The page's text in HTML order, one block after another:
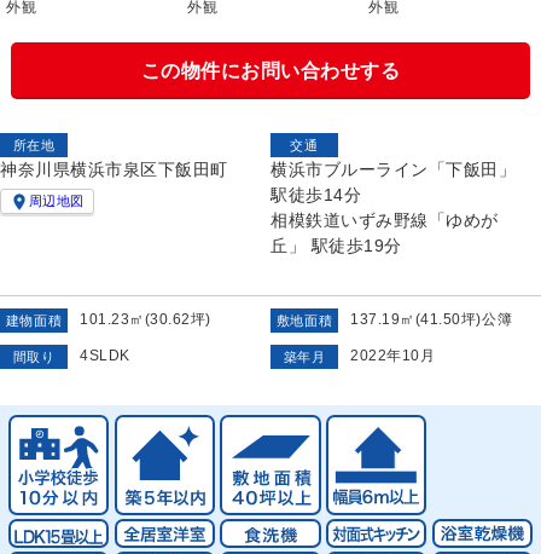
外観 外観 外観
この物件にお問い合わせする
所在地
神奈川県横浜市泉区下飯田町
 周辺地図
交通
横浜市ブルーライン「下飯田」
駅徒歩14分
相模鉄道いずみ野線「ゆめが
丘」 駅徒歩19分
建物面積 101.23㎡(30.62坪) 敷地面積 137.19㎡(41.50坪)公簿
間取り 4SLDK 築年月 2022年10月